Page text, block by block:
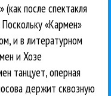
после спектакля
«Кармен»
и в литературном
и Хозе
танцует, оперная
держит сквозную